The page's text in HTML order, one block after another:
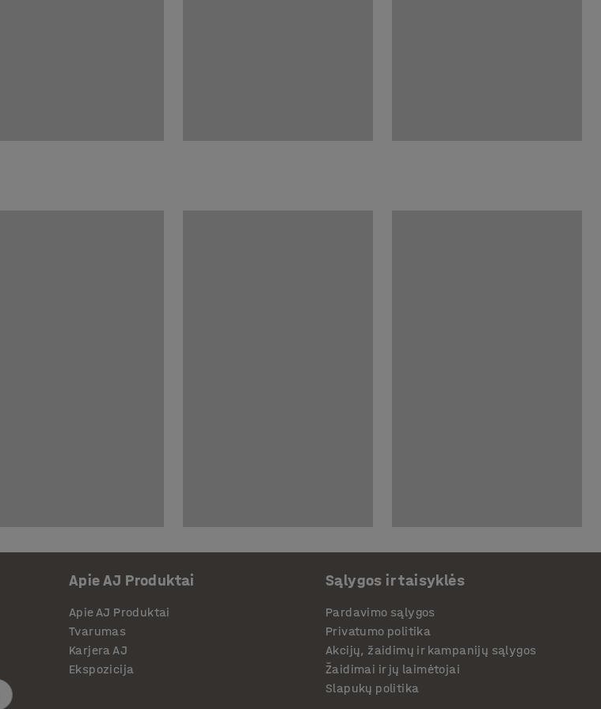
Apie AJ Produktai
Apie AJ Produktai
Tvarumas
Karjera AJ
Ekspozicija
Sąlygos ir taisyklės
Pardavimo sąlygos
Privatumo politika
Akcijų, žaidimų ir kampanijų sąlygos
Žaidimai ir jų laimėtojai
Slapukų politika